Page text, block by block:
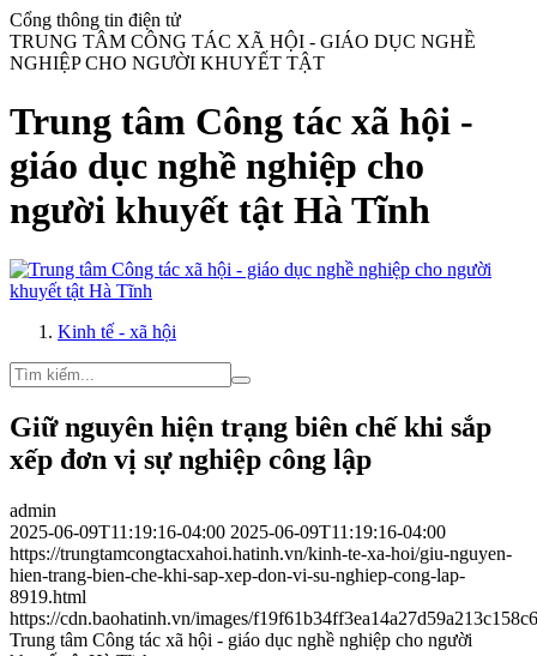
Cổng thông tin điện tử
TRUNG TÂM CÔNG TÁC XÃ HỘI - GIÁO DỤC NGHỀ
NGHIỆP CHO NGƯỜI KHUYẾT TẬT
Trung tâm Công tác xã hội -
giáo dục nghề nghiệp cho
người khuyết tật Hà Tĩnh
Kinh tế - xã hội
Giữ nguyên hiện trạng biên chế khi sắp
xếp đơn vị sự nghiệp công lập
admin
2025-06-09T11:19:16-04:00 2025-06-09T11:19:16-04:00
https://trungtamcongtacxahoi.hatinh.vn/kinh-te-xa-hoi/giu-nguyen-
hien-trang-bien-che-khi-sap-xep-don-vi-su-nghiep-cong-lap-
8919.html
https://cdn.baohatinh.vn/images/
Trung tâm Công tác xã hội - giáo dục nghề nghiệp cho người